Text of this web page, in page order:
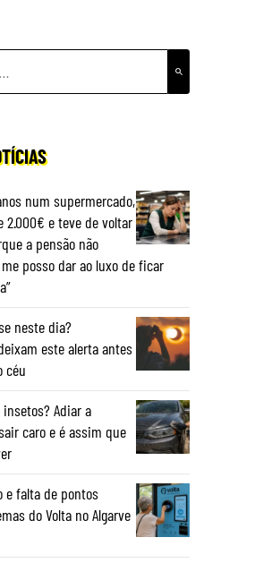
num supermercado,
2.000€ e teve de voltar
a pensão não
me posso dar ao luxo de ficar
neste dia?
este alerta antes
céu
Adiar a
caro e é assim que
e falta de pontos
do Volta no Algarve